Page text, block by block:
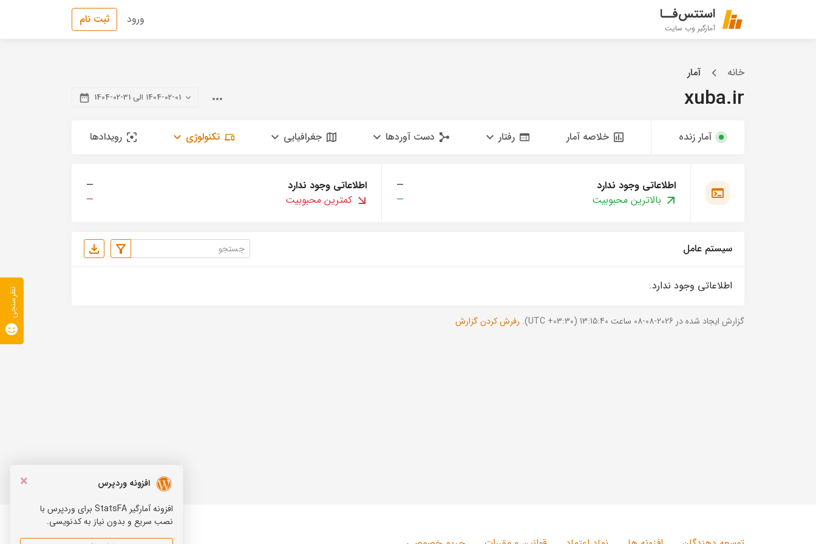
استتس‌فــا
آمارگیر وب سایت
ورود ثبت نام
خانه آمار
xuba.ir 1404-02-01 الی 31-02-1404
آمار زنده خلاصه آمار رفتار دست آوردها جغرافیایی تکنولوژی رویدادها
اطلاعاتی وجود ندارد
—
بالاترین محبوبیت
—
اطلاعاتی وجود ندارد
—
کمترین محبوبیت
—
سیستم عامل
اطلاعاتی وجود ندارد.
گزارش ایجاد شده در 2026-08-08 ساعت 13:15:40 (UTC +03:30). رفرش کردن گزارش
×
افزونه وردپرس
افزونه آمارگیر StatsFA برای وردپرس با
نصب سریع و بدون نیاز به کدنویسی.
نظرسنجی